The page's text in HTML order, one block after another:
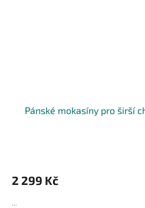
Pánské mokasíny pro širší
2 299 Kč
...